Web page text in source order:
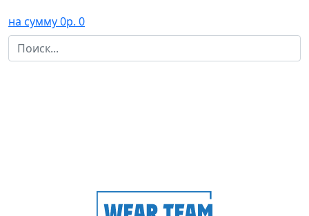
на сумму 0р. 0